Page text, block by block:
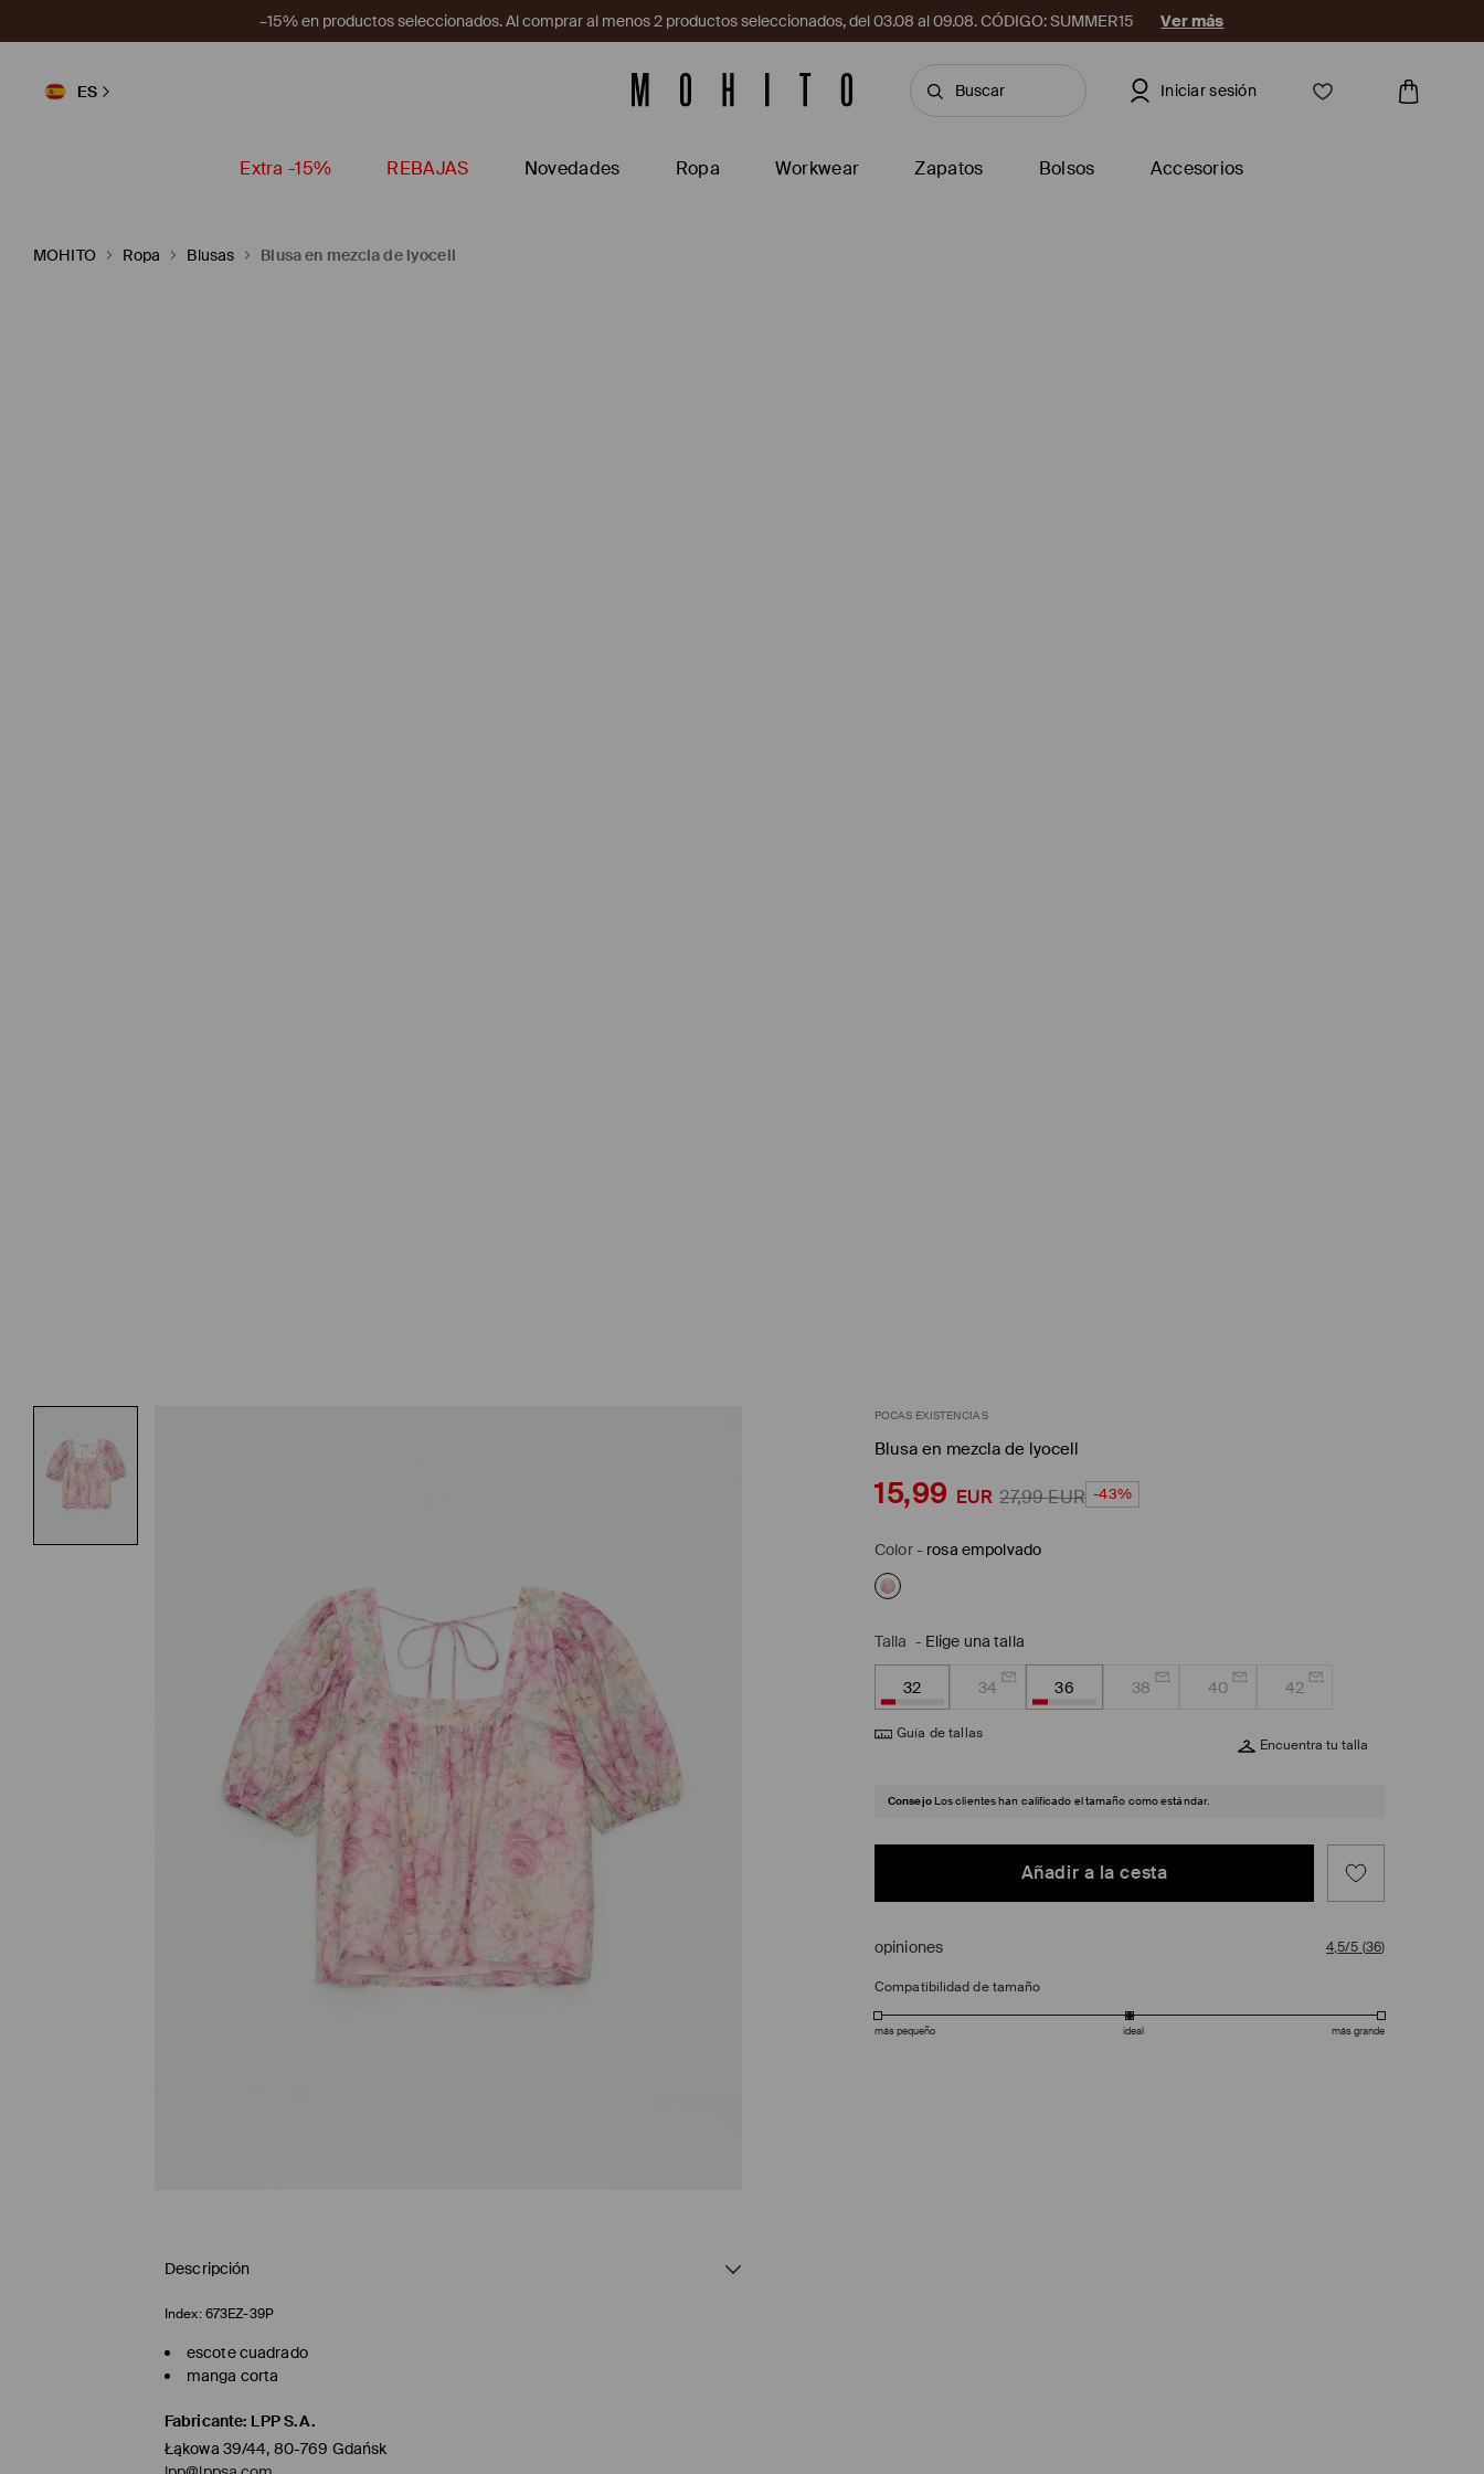
–15% en productos seleccionados. Al comprar al menos 2 productos seleccionados, del 03.08 al 09.08. CÓDIGO: SUMMER15 Ver más
ES Iniciar sesión
Extra -15% REBAJAS Novedades Ropa Workwear Zapatos Bolsos Accesorios
MOHITO Ropa Blusas Blusa en mezcla de lyocell
POCAS EXISTENCIAS
Blusa en mezcla de lyocell
15,99 EUR 27,99EUR -43%
Color- rosa empolvado
Talla - Elige una talla
32 34 36 38 40 42
Guía de tallas
Encuentra tu talla
Consejo Los clientes han calificado el tamaño como estándar.
Añadir a la cesta
opiniones 4,5/5 (36)
Compatibilidad de tamaño
más pequeño ideal más grande
Descripción
Index: 673EZ-39P
escote cuadrado
manga corta
Fabricante: LPP S.A.
Łąkowa 39/44, 80-769 Gdańsk